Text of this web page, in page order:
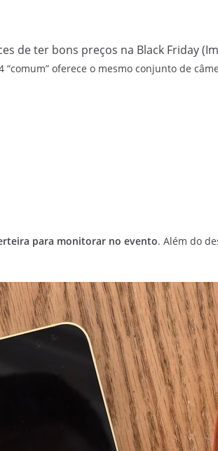
de ter bons preços na Black Friday
“comum” oferece o mesmo conjunto de
para monitorar no evento. Além do